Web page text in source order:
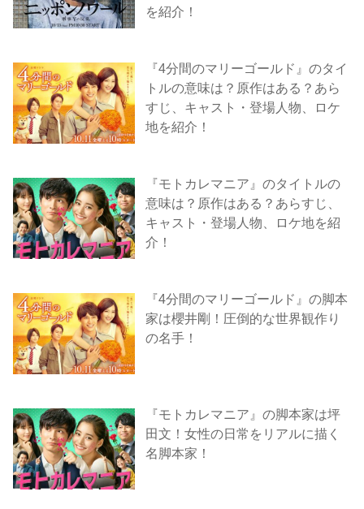
を紹介！
『4分間のマリーゴールド』のタイ
トルの意味は？原作はある？あら
すじ、キャスト・登場人物、ロケ
地を紹介！
『モトカレマニア』のタイトルの
意味は？原作はある？あらすじ、
キャスト・登場人物、ロケ地を紹
介！
『4分間のマリーゴールド』の脚本
家は櫻井剛！圧倒的な世界観作り
の名手！
『モトカレマニア』の脚本家は坪
田文！女性の日常をリアルに描く
名脚本家！